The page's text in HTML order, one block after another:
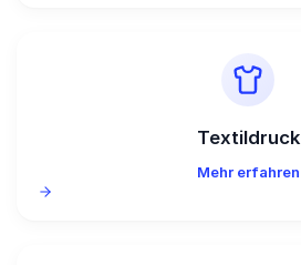
Textildruck
Mehr erfahren